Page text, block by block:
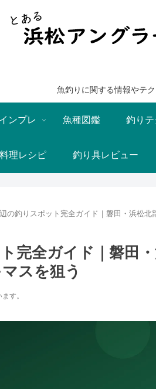
魚釣りに関する情報やテ
インプレ 魚種図鑑 釣りテ
理レシピ 釣り具レビュー
の釣りスポット完全ガイド｜磐田・浜松北
完全ガイド｜磐田
スを狙う
す。